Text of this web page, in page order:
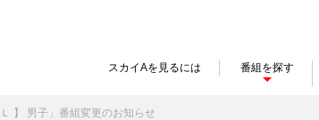
スカイAを見るには 番組を探す
】 男子」番組変更のお知らせ